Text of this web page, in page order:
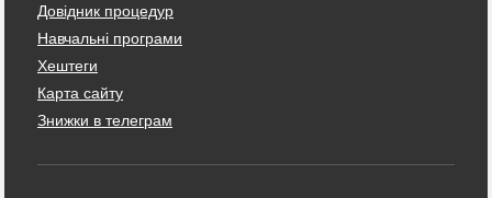
Довідник процедур
Навчальні програми
Хештеги
Карта сайту
Знижки в телеграм